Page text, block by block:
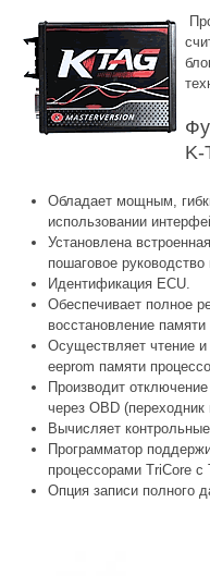
K-
Обладает мощным,
использовании
Установлена
пошаговое
Идентификация ECU.
Обеспечивает полное
восстановление
Осуществляет чтение
eeprom памяти
Производит
через OBD (переходник
Вычисляет
Программатор
процессорами TriCore с
Опция записи полного